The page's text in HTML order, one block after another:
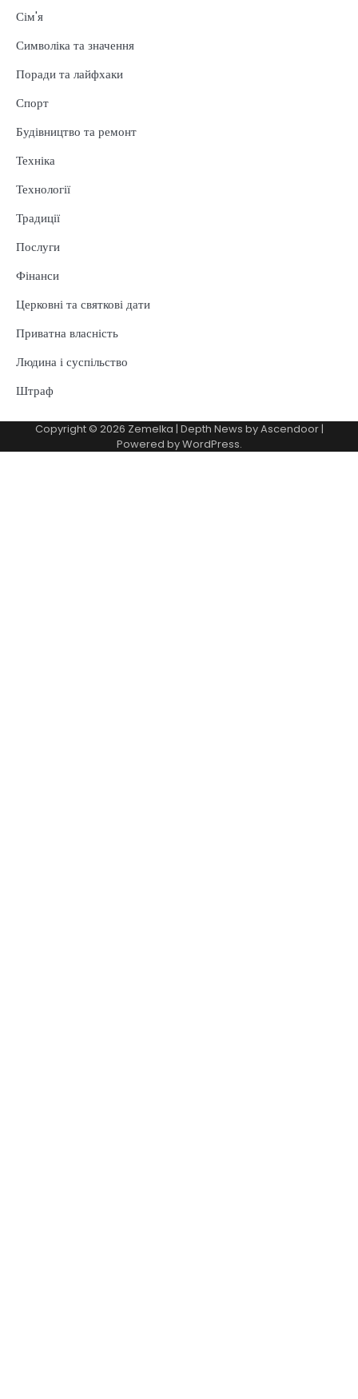
Сім'я
Символіка та значення
Поради та лайфхаки
Спорт
Будівництво та ремонт
Техніка
Технології
Традиції
Послуги
Фінанси
Церковні та святкові дати
Приватна власність
Людина і суспільство
Штраф
Copyright © 2026 Zemelka | Depth News byAscendoor|
Powered byWordPress.